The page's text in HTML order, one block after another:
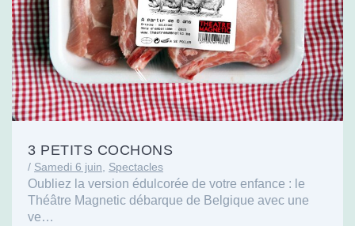
3 PETITS COCHONS
/ Samedi 6 juin Spectacles
Oubliez la version édulcorée de votre enfance : le
Théâtre Magnetic débarque de Belgique avec une
ve…